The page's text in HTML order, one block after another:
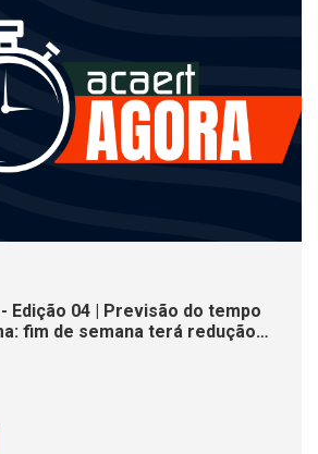
- Edição 04 | Previsão do tempo
fim de semana terá redução